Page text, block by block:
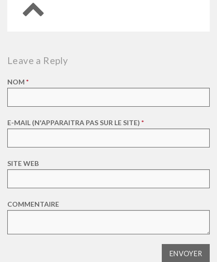
Retour en haut de page
Leave a Reply
NOM *
E-MAIL (N'APPARAITRA PAS SUR LE SITE) *
SITE WEB
COMMENTAIRE